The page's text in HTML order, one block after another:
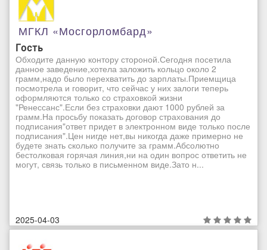
МГКЛ «Мосгорломбард»
Гость
Обходите данную контору стороной.Сегодня посетила
данное заведение,хотела заложить кольцо около 2
грамм,надо было перехватить до зарплаты.Приемщица
посмотрела и говорит, что сейчас у них залоги теперь
оформляются только со страховкой жизни
"Ренессанс".Если без страховки дают 1000 рублей за
грамм.На просьбу показать договор страхования до
подписания"ответ придет в электронном виде только после
подписания".Цен нигде нет,вы никогда даже примерно не
будете знать сколько получите за грамм.Абсолютно
бестолковая горячая линия,ни на один вопрос ответить не
могут, связь только в письменном виде.Зато н...
2025-04-03